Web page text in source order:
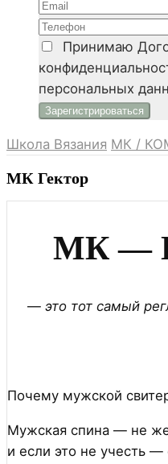
Принимаю
персональных
Школа Вязания МК /
МК Гектор
МК —
— это тот самый
Почему мужской
Мужская спина — не
и если это не учесть —